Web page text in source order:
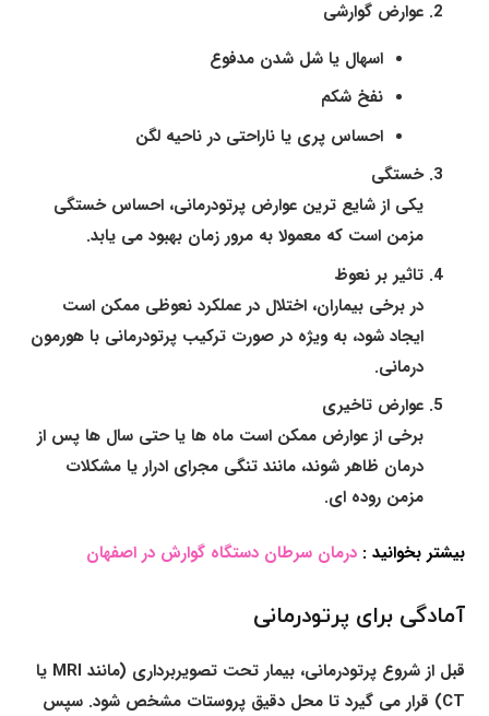
عوارض گوارشی
اسهال یا شل شدن مدفوع
نفخ شکم
احساس پری یا ناراحتی در ناحیه لگن
خستگی
یکی از شایع ترین عوارض پرتودرمانی، احساس خستگی
مزمن است که معمولا به مرور زمان بهبود می یابد.
تاثیر بر نعوظ
در برخی بیماران، اختلال در عملکرد نعوظی ممکن است
ایجاد شود، به ویژه در صورت ترکیب پرتودرمانی با هورمون
درمانی.
عوارض تاخیری
برخی از عوارض ممکن است ماه ها یا حتی سال ها پس از
درمان ظاهر شوند، مانند تنگی مجرای ادرار یا مشکلات
مزمن روده ای.
بیشتر بخوانید :درمان سرطان دستگاه گوارش در اصفهان
آمادگی برای پرتودرمانی
قبل از شروع پرتودرمانی، بیمار تحت تصویربرداری (مانند MRI یا
CT) قرار می گیرد تا محل دقیق پروستات مشخص شود. سپس